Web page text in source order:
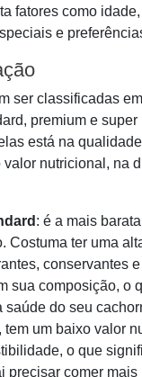
fatores como
e
ser classificadas
premium e super
está na
valor nutricional, na
: é a mais
Costuma ter uma
conservantes
sua composição, o
saúde do seu
tem um baixo valor
o que
precisar comer mais